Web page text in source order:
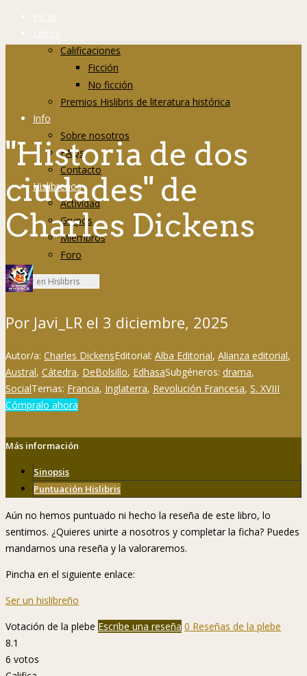
Inicio
Libros
Calificaciones
Ficción
No ficción
Premios Hislibris de literatura histórica
Info
Sobre nosotros
FAQs
Contacto
Hislibreños
Actividad
Grupos
Miembros
Foro
"Historia de dos
ciudades" de
Charles Dickens
Por Javi_LR el 3 diciembre, 2025
Autor/a: Charles DickensEditorial: Alba Editorial, Alianza editorial,
Austral, Cátedra, DeBolsillo, EdhasaSubgéneros: drama,
SocialTemas: Francia, Inglaterra, Revolución Francesa, S. XVIII
Cómpralo ahora
Más información
Sinopsis
Puntuación Hislibris
Aún no hemos puntuado ni hecho la reseña de este libro, lo
sentimos. ¿Quieres unirte a nosotros y completar la ficha? Puedes
mandarnos una reseña y la valoraremos.
Pincha en el siguiente enlace:
Ser un hislibreño
Votación de la plebe Escribe una reseña 0 Reseñas de la plebe
8.1
6 votos